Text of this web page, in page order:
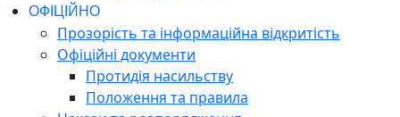
ОФІЦІЙНО
Прозорість та інформаційна відкритість
Офіційні документи
Протидія насильству
Положення та правила